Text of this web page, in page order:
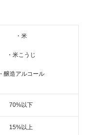
・米
・米こうじ
・醸造アルコール
70%以下
15%以上